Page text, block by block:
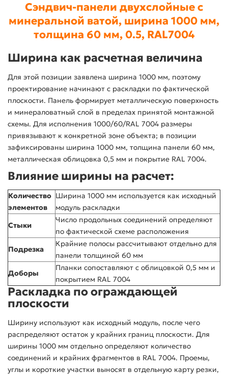
Сэндвич-панели двухслойные с
минеральной ватой, ширина 1000 мм,
толщина 60 мм, 0.5, RAL7004
Ширина как расчетная величина
Для этой позиции заявлена ширина 1000 мм, поэтому
проектирование начинают с раскладки по фактической
плоскости. Панель формирует металлическую поверхность
и минераловатный слой в пределах принятой монтажной
схемы. Для исполнения 1000/60/RAL 7004 размеры
привязывают к конкретной зоне объекта; в позиции
зафиксированы ширина 1000 мм, толщина панели 60 мм,
металлическая облицовка 0,5 мм и покрытие RAL 7004.
Влияние ширины на расчет:
Количество
элементов
Ширина 1000 мм используется как исходный
модуль раскладки
Стыки
Число продольных соединений определяют
по фактической схеме расположения
Подрезка
Крайние полосы рассчитывают отдельно для
панели толщиной 60 мм
Доборы
Планки сопоставляют с облицовкой 0,5 мм и
покрытием RAL 7004
Раскладка по ограждающей
плоскости
Ширину используют как исходный модуль, после чего
распределяют остаток у крайних границ плоскости. Для
ширины 1000 мм отдельно определяют количество
соединений и крайних фрагментов в RAL 7004. Проемы,
углы и короткие участки выносят в отдельную карту резки,